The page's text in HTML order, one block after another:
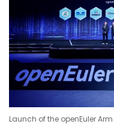
Launch of the openEuler